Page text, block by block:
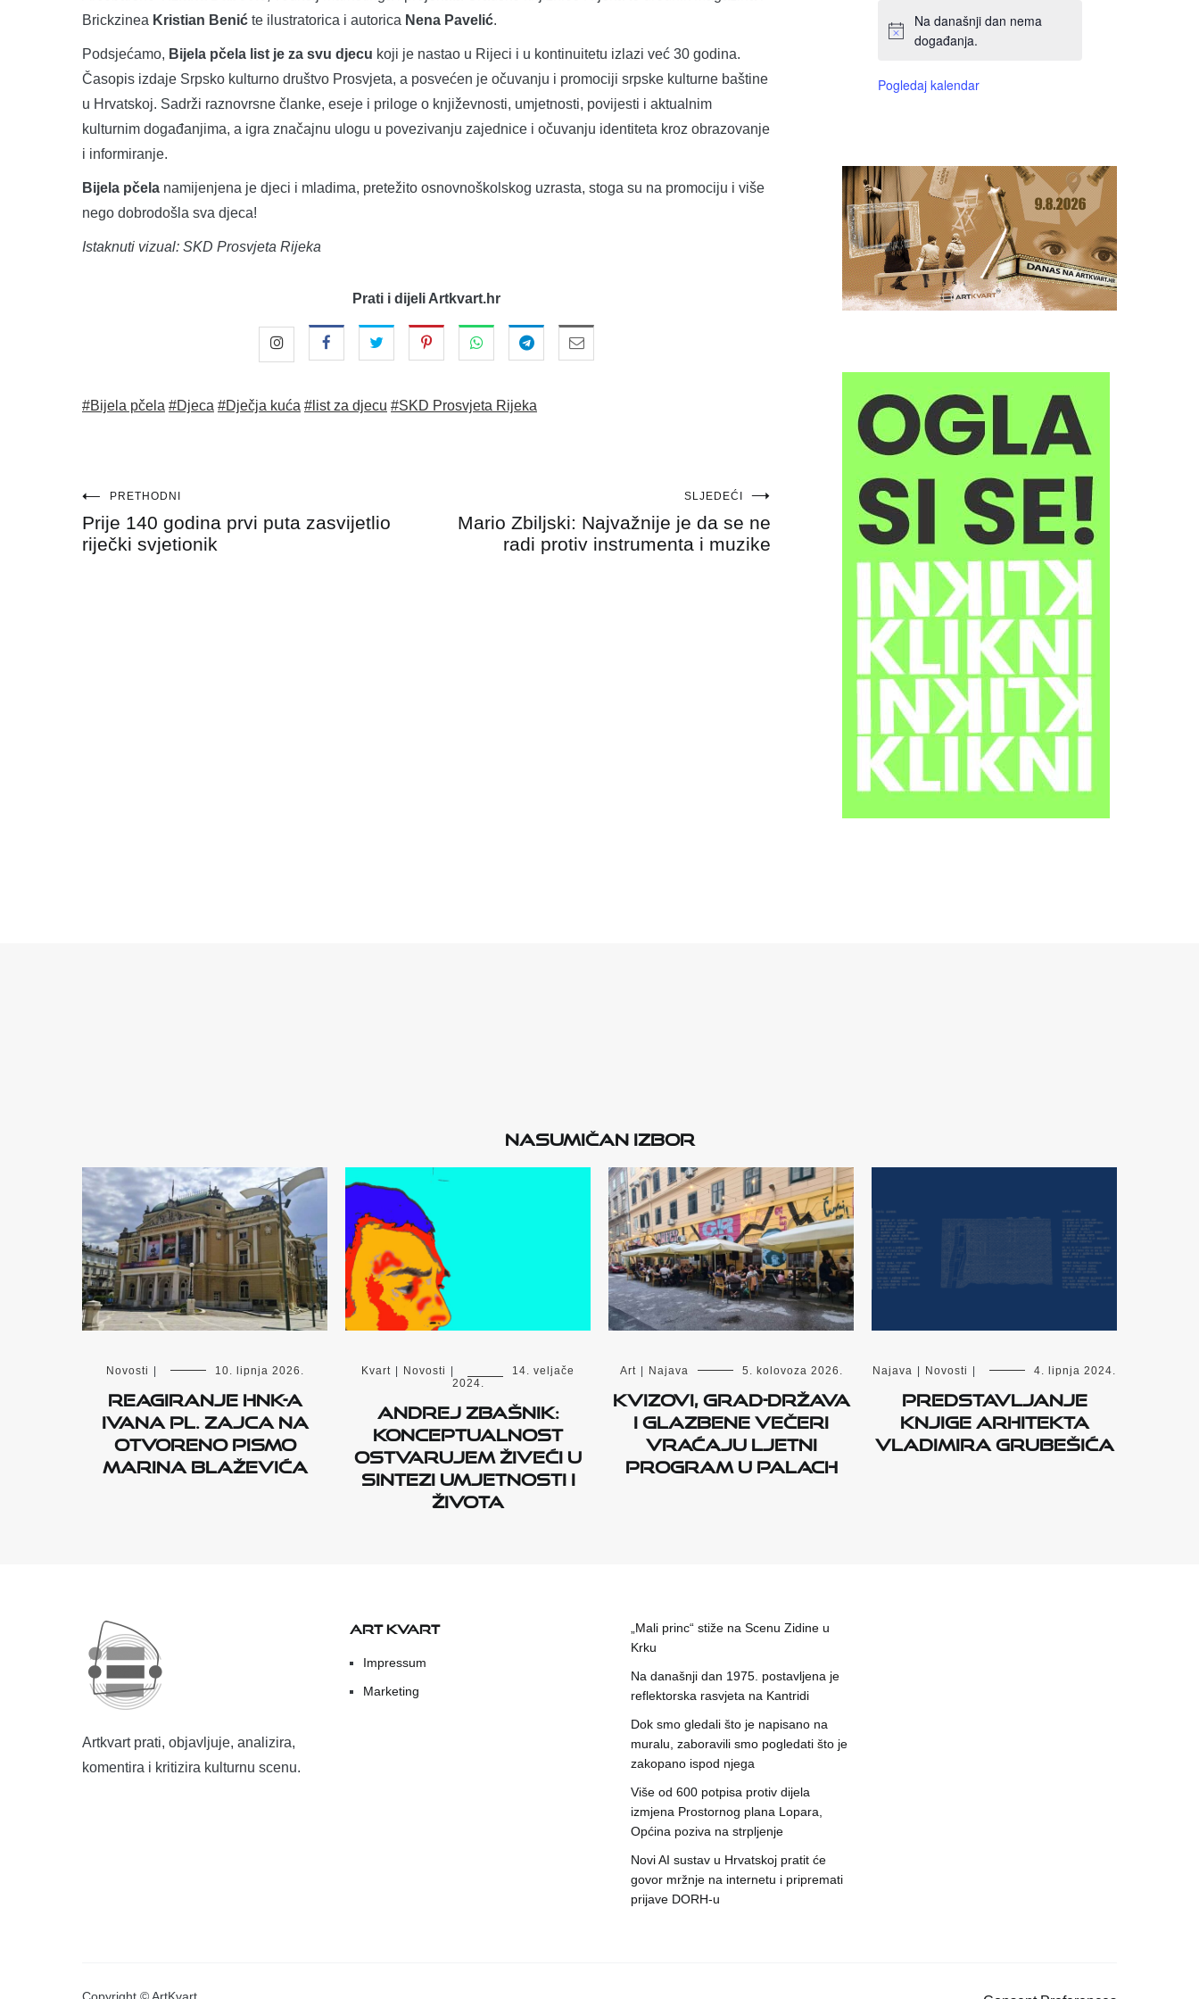
Brickzinea Kristian Benić te ilustratorica i autorica Nena Pavelić.
Podsjećamo, Bijela pčela list je za svu djecu koji je nastao u Rijeci i u kontinuitetu izlazi već 30 godina.
Časopis izdaje Srpsko kulturno društvo Prosvjeta, a posvećen je očuvanju i promociji srpske kulturne baštine
u Hrvatskoj. Sadrži raznovrsne članke, eseje i priloge o književnosti, umjetnosti, povijesti i aktualnim
kulturnim događanjima, a igra značajnu ulogu u povezivanju zajednice i očuvanju identiteta kroz obrazovanje
i informiranje.
Bijela pčela namijenjena je djeci i mladima, pretežito osnovnoškolskog uzrasta, stoga su na promociju i više
nego dobrodošla sva djeca!
Istaknuti vizual: SKD Prosvjeta Rijeka
Prati i dijeli Artkvart.hr
#Bijela pčela #Djeca #Dječja kuća #list za djecu #SKD Prosvjeta Rijeka
Navigacija
objava
PRETHODNI
Prije 140 godina prvi puta zasvijetlio
riječki svjetionik
SLJEDEĆI
Mario Zbiljski: Najvažnije je da se ne
radi protiv instrumenta i muzike
Na današnji dan nema
događanja.
Pogledaj kalendar
Nasumičan izbor
Novosti 10. lipnja 2026.
Reagiranje HNK-a
Ivana pl. Zajca na
otvoreno pismo
Marina Blaževića
Kvart Novosti
14. veljače
2024.
Andrej Zbašnik:
konceptualnost
ostvarujem živeći u
sintezi umjetnosti i
života
Art Najava 5. kolovoza 2026.
Kvizovi, Grad-država
i glazbene večeri
vraćaju ljetni
program u Palach
Najava Novosti 4. lipnja 2024.
Predstavljanje
knjige arhitekta
Vladimira Grubešića
Artkvart prati, objavljuje, analizira,
komentira i kritizira kulturnu scenu.
ART KVART
Impressum
Marketing
„Mali princ“ stiže na Scenu Zidine u
Krku
Na današnji dan 1975. postavljena je
reflektorska rasvjeta na Kantridi
Dok smo gledali što je napisano na
muralu, zaboravili smo pogledati što je
zakopano ispod njega
Više od 600 potpisa protiv dijela
izmjena Prostornog plana Lopara,
Općina poziva na strpljenje
Novi AI sustav u Hrvatskoj pratit će
govor mržnje na internetu i pripremati
prijave DORH-u